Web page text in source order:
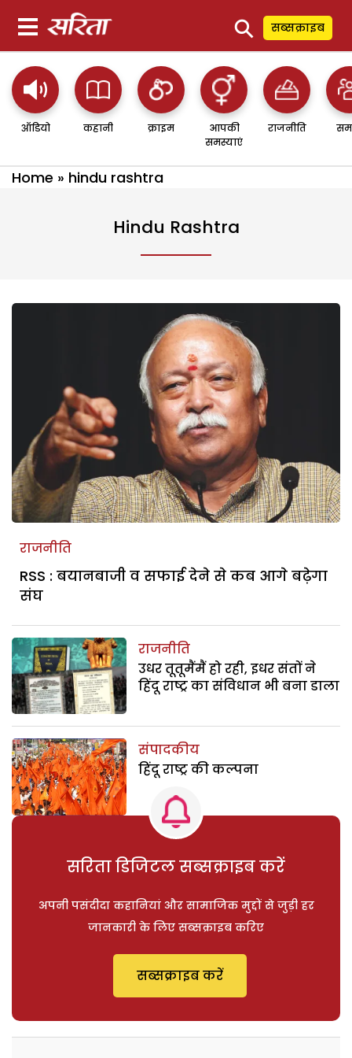
⚲ सब्सक्राइब
ऑडियो कहानी क्राइम
आपकी
समस्याएं
राजनीति
Home » hindu rashtra
Hindu Rashtra
राजनीति
RSS : बयानबाजी व सफाई देने से कब आगे बढ़ेगा
संघ
राजनीति
उधर तूतूमैंमैं हो रही, इधर संतों ने
हिंदू राष्ट्र का संविधान भी बना डाला
संपादकीय
हिंदू राष्ट्र की कल्पना
सरिता डिजिटल सब्सक्राइब करें
अपनी पसंदीदा कहानियां और सामाजिक मुद्दों से जुड़ी हर
जानकारी के लिए सब्सक्राइब करिए
सब्सक्राइब करें